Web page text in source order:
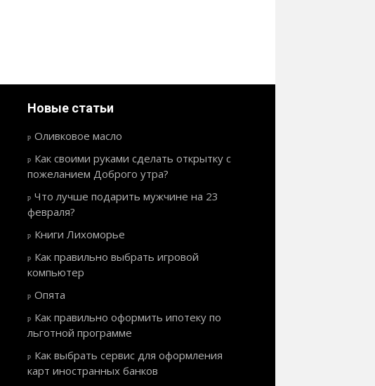
Новые статьи
Оливковое масло
Как своими руками сделать открытку с
пожеланием Доброго утра?
Что лучше подарить мужчине на 23
февраля?
Книги Лихоморье
Как правильно выбрать игровой
компьютер
Опята
Как правильно оформить ипотеку по
льготной программе
Как выбрать сервис для оформления
карт иностранных банков